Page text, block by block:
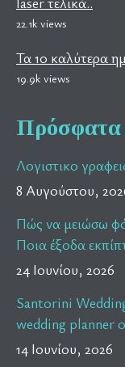
22.1k views
Τα 10 καλύτερα
19.9k views
Λογιστικο
8 Αυγούστου,
Πώς να μειώσω
Ποια έξοδα
24 Ιουνίου, 2026
Santorini
wedding planner
14 Ιουνίου, 2026